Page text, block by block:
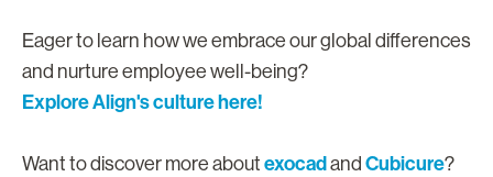
Eager to learn how we embrace our global differences
and nurture employee well-being?
Explore Align's culture here!
Want to discover more about exocadand Cubicure?